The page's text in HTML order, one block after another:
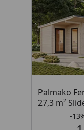
Palmako
27,3 m²
-